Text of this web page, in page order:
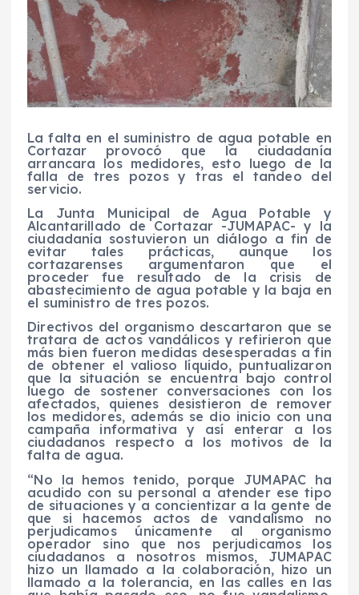
La falta en el suministro de agua potable en
Cortazar provocó que la ciudadanía
arrancara los medidores, esto luego de la
falla de tres pozos y tras el tandeo del
servicio.
La Junta Municipal de Agua Potable y
Alcantarillado de Cortazar -JUMAPAC- y la
ciudadanía sostuvieron un diálogo a fin de
evitar tales prácticas, aunque los
cortazarenses argumentaron que el
proceder fue resultado de la crisis de
abastecimiento de agua potable y la baja en
el suministro de tres pozos.
Directivos del organismo descartaron que se
tratara de actos vandálicos y refirieron que
más bien fueron medidas desesperadas a fin
de obtener el valioso líquido, puntualizaron
que la situación se encuentra bajo control
luego de sostener conversaciones con los
afectados, quienes desistieron de remover
los medidores, además se dio inicio con una
campaña informativa y así enterar a los
ciudadanos respecto a los motivos de la
falta de agua.
“No la hemos tenido, porque JUMAPAC ha
acudido con su personal a atender ese tipo
de situaciones y a concientizar a la gente de
que si hacemos actos de vandalismo no
perjudicamos únicamente al organismo
operador sino que nos perjudicamos los
ciudadanos a nosotros mismos, JUMAPAC
hizo un llamado a la colaboración, hizo un
llamado a la tolerancia, en las calles en las